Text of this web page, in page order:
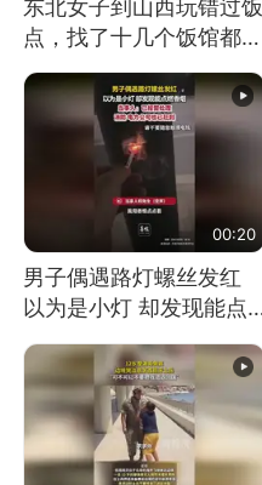
东北女子到山西玩错过饭
点，找了十几个饭馆都没
开门：午休到几点
00:20
男子偶遇路灯螺丝发红
以为是小灯 却发现能点
燃香烟 当事人：已报警
处理